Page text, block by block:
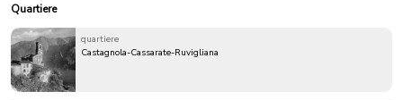
Quartiere
quartiere
Castagnola-Cassarate-Ruvigliana